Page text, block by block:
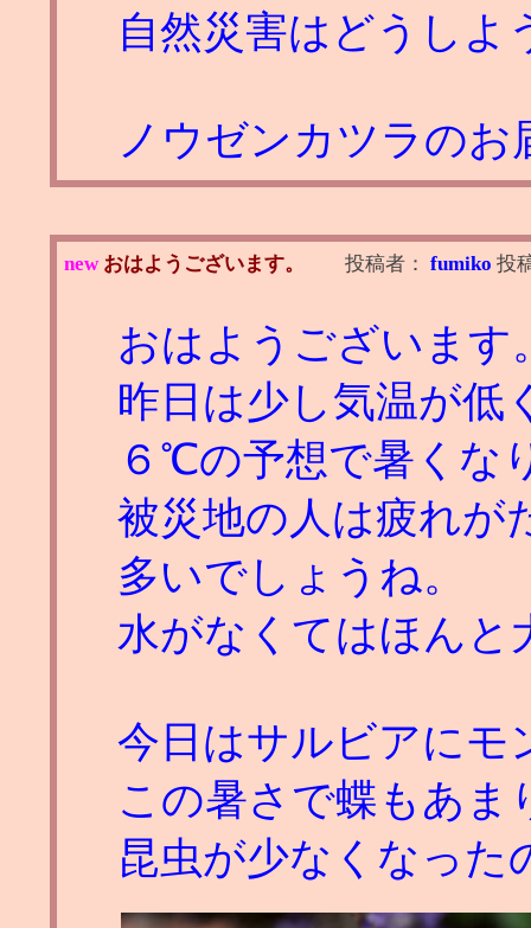
自然災害はどうしよ
ノウゼンカツラの
new おはようございます。 投稿者： fumiko 投
おはようございます
昨日は少し気温が低
６℃の予想で暑く
被災地の人は疲れが
多いでしょうね。
水がなくてはほんと
今日はサルビアにモ
この暑さで蝶もあま
昆虫が少なくなった